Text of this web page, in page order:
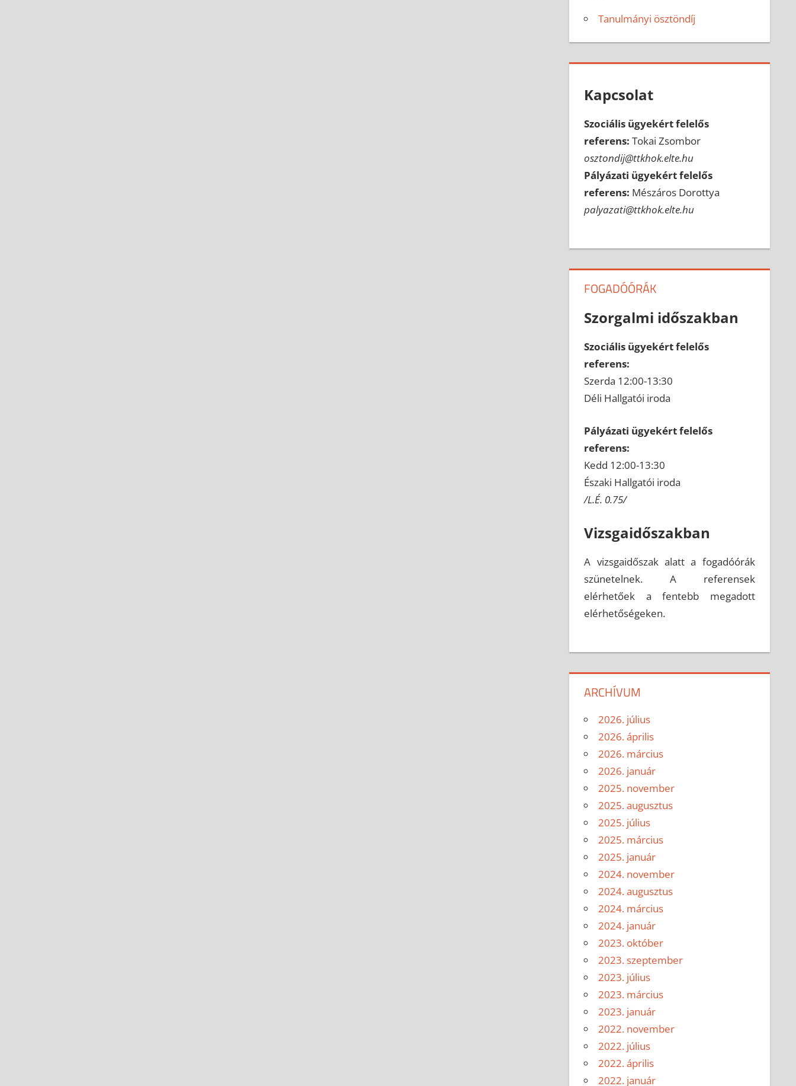
Tanulmányi ösztöndíj
Kapcsolat
Szociális ügyekért felelős
referens: Tokai Zsombor
osztondij@ttkhok.elte.hu
Pályázati ügyekért felelős
referens: Mészáros Dorottya
palyazati@ttkhok.elte.hu
FOGADÓÓRÁK
Szorgalmi időszakban
Szociális ügyekért felelős
referens:
Szerda 12:00-13:30
Déli Hallgatói iroda
Pályázati ügyekért felelős
referens:
Kedd 12:00-13:30
Északi Hallgatói iroda
/L.É. 0.75/
Vizsgaidőszakban
A vizsgaidőszak alatt a fogadóórák
szünetelnek. A referensek
elérhetőek a fentebb megadott
elérhetőségeken.
ARCHÍVUM
2026. július
2026. április
2026. március
2026. január
2025. november
2025. augusztus
2025. július
2025. március
2025. január
2024. november
2024. augusztus
2024. március
2024. január
2023. október
2023. szeptember
2023. július
2023. március
2023. január
2022. november
2022. július
2022. április
2022. január